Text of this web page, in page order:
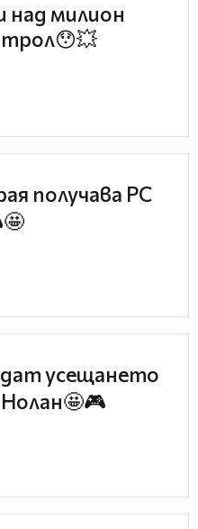
над милион
трол😯💥
получава PC
усещането